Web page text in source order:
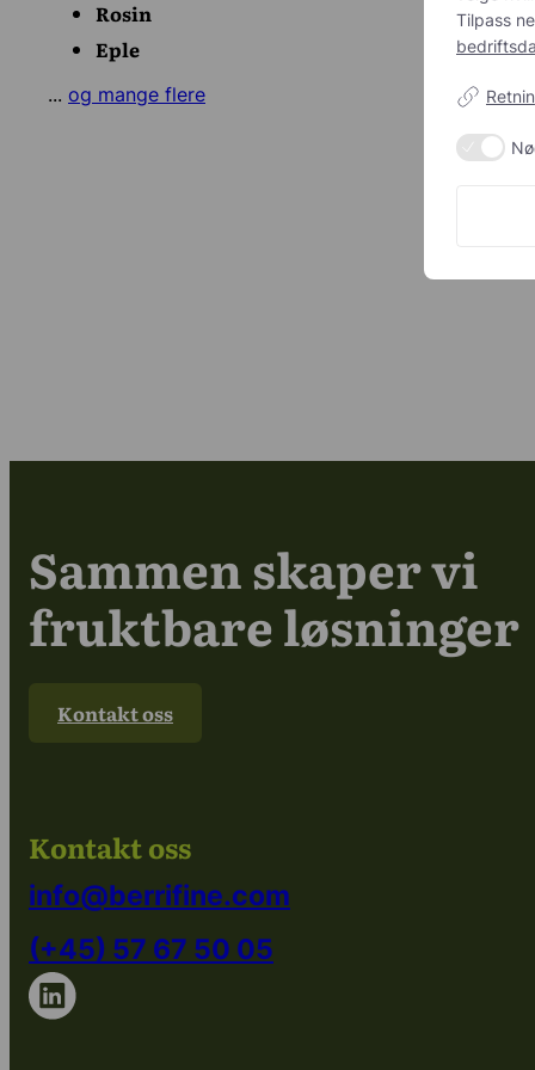
Rosin
Eple
... og mange flere
Ikke
Ingen
IKKE-
Sammen skaper vi
fruktbare løsninger
Kontakt oss
Kontakt oss
info@berrifine.com
(+45) 57 67 50 05
Tilpass